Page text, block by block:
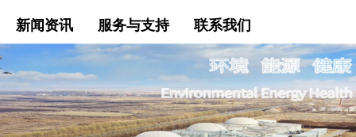
新闻资讯 服务与支持 联系我们